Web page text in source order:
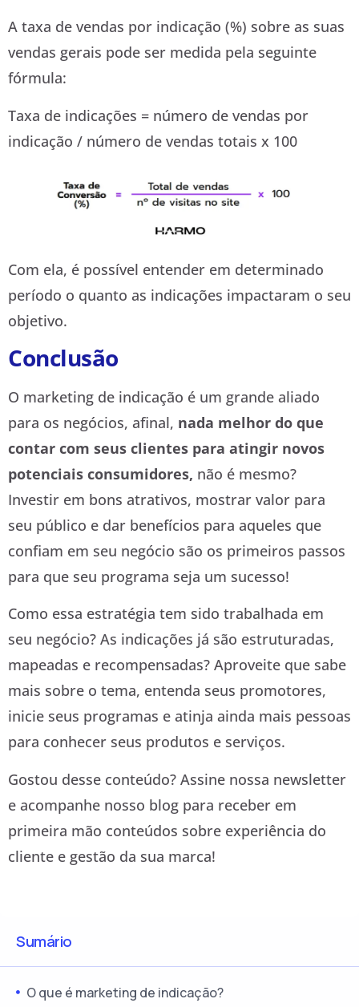
A taxa de vendas por indicação (%) sobre as suas
vendas gerais pode ser medida pela seguinte
fórmula:
Taxa de indicações = número de vendas por
indicação / número de vendas totais x 100
Com ela, é possível entender em determinado
período o quanto as indicações impactaram o seu
objetivo.
Conclusão
O marketing de indicação é um grande aliado
para os negócios, afinal, nada melhor do que
contar com seus clientes para atingir novos
potenciais consumidores, não é mesmo?
Investir em bons atrativos, mostrar valor para
seu público e dar benefícios para aqueles que
confiam em seu negócio são os primeiros passos
para que seu programa seja um sucesso!
Como essa estratégia tem sido trabalhada em
seu negócio? As indicações já são estruturadas,
mapeadas e recompensadas? Aproveite que sabe
mais sobre o tema, entenda seus promotores,
inicie seus programas e atinja ainda mais pessoas
para conhecer seus produtos e serviços.
Gostou desse conteúdo? Assine nossa newsletter
e acompanhe nosso blog para receber em
primeira mão conteúdos sobre experiência do
cliente e gestão da sua marca!
Sumário
O que é marketing de indicação?